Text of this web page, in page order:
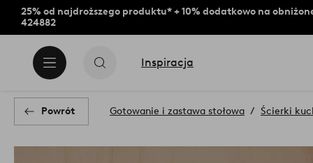
25% od najdroższego produktu* + 10% dodatkowo na
424882
Inspiracja
Powrót Gotowanie i zastawa stołowa Ścierki